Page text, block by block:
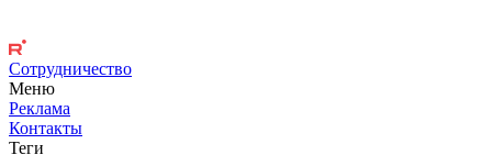
Сотрудничество
Меню
Реклама
Контакты
Теги